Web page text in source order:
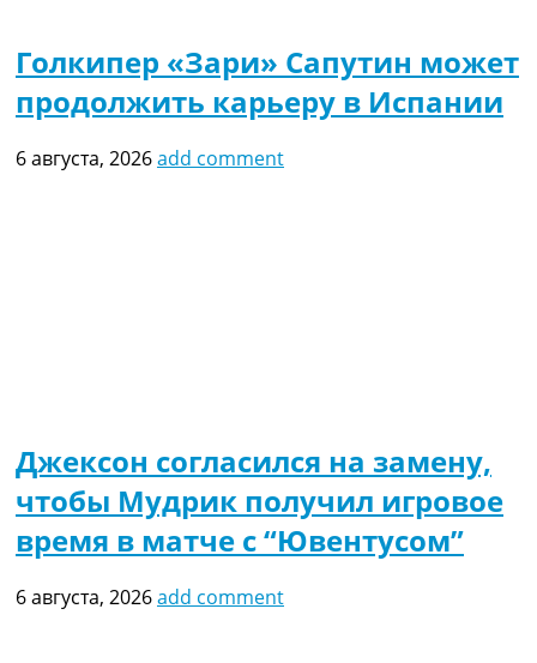
Голкипер «Зари» Сапутин может
продолжить карьеру в Испании
6 августа, 2026add comment
Джексон согласился на замену,
чтобы Мудрик получил игровое
время в матче с “Ювентусом”
6 августа, 2026add comment